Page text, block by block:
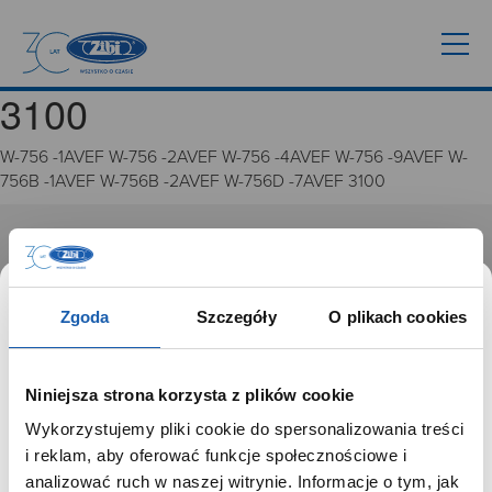
Zgoda Szczegóły O plikach cookies
Niniejsza strona korzysta z plików cookie
Wykorzystujemy pliki cookie do spersonalizowania treści
i reklam, aby oferować funkcje społecznościowe i
analizować ruch w naszej witrynie. Informacje o tym, jak
3100
W-756 -1AVEF W-756 -2AVEF W-756 -4AVEF W-756 -9AVEF W-
756B -1AVEF W-756B -2AVEF W-756D -7AVEF 3100
GRUPA ZIBI
Misja, wizja i wartości Grupy Zibi
Ważne daty
Zgoda na ciasteczka
PRODUKTYSZANOWNY UŻYTKOWNIKU,
SZANOWNA UŻYTKOWNICZKO